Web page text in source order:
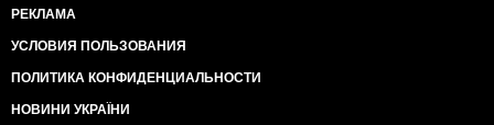
РЕКЛАМА
УСЛОВИЯ ПОЛЬЗОВАНИЯ
ПОЛИТИКА КОНФИДЕНЦИАЛЬНОСТИ
НОВИНИ УКРАЇНИ